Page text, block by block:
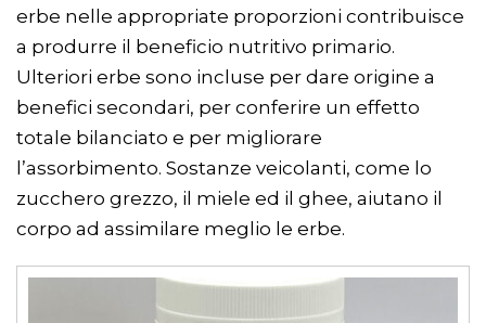
erbe nelle appropriate proporzioni contribuisce
a produrre il beneficio nutritivo primario.
Ulteriori erbe sono incluse per dare origine a
benefici secondari, per conferire un effetto
totale bilanciato e per migliorare
l’assorbimento. Sostanze veicolanti, come lo
zucchero grezzo, il miele ed il ghee, aiutano il
corpo ad assimilare meglio le erbe.